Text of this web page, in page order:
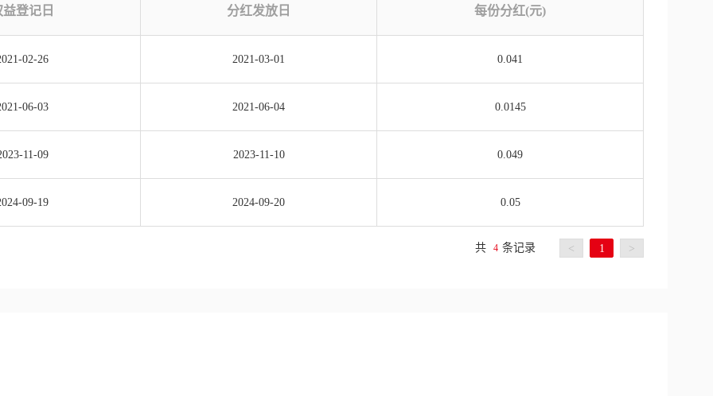
益登记日 分红发放日 每份分红(元)
02-26 2021-03-01 0.041
06-03 2021-06-04 0.0145
11-09 2023-11-10 0.049
09-19 2024-09-20 0.05
共 4 条记录 < 1 >